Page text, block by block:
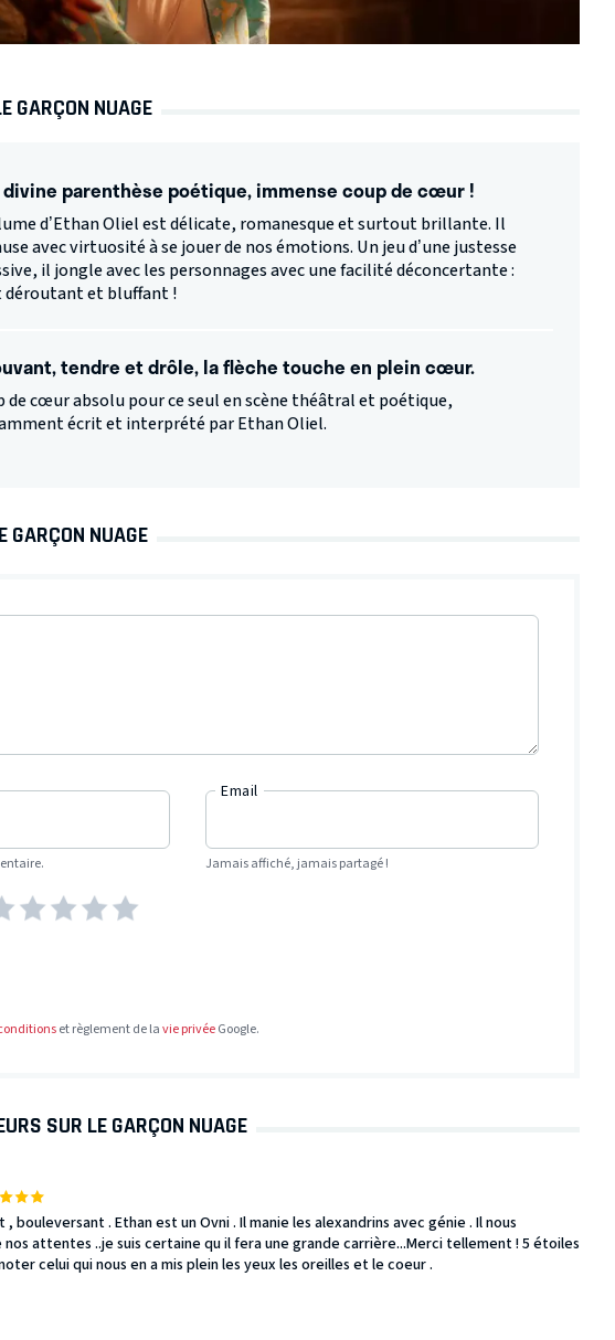
GARÇON NUAGE
divine parenthèse poétique, immense coup de cœur !
d’Ethan Oliel est délicate, romanesque et surtout brillante. Il
avec virtuosité à se jouer de nos émotions. Un jeu d’une justesse
il jongle avec les personnages avec une facilité déconcertante :
déroutant et bluffant !
tendre et drôle, la flèche touche en plein cœur.
de cœur absolu pour ce seul en scène théâtral et poétique,
écrit et interprété par Ethan Oliel.
GARÇON NUAGE
Email
Jamais affiché, jamais partagé !
et règlement de lavie privéeGoogle.
SUR LE GARÇON NUAGE
bouleversant . Ethan est un Ovni . Il manie les alexandrins avec génie . Il nous
attentes ..je suis certaine qu il fera une grande carrière...Merci tellement ! 5 étoiles
celui qui nous en a mis plein les yeux les oreilles et le coeur .